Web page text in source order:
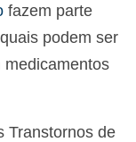
fazem parte
podem ser
medicamentos
Transtornos de